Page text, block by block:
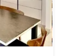
Einbau